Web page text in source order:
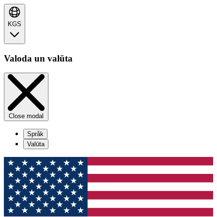
KGS
Valoda un valūta
Close modal
Språk
Valūta